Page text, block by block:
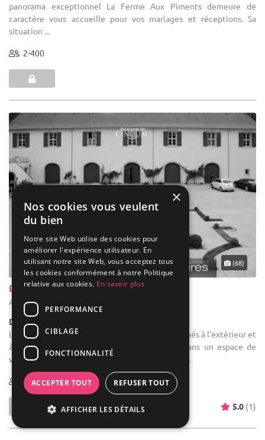
panorama exceptionnel La Ferme Aux Piments demeure de
caractère vous accueille pour vos mariages et réceptions. Sa
situation ...
2-400
(68)
Domaine du Cinquau
Artiguelouve - Pyrénées-Atlantiques (64)
Demeure de caractère / Domaine viticole
Location de salle : "Deux sites d'exception sont nés à l'extérieur et
à l'intérieur de cet extraordinaire domaine. Dans un espace de
verdure étonnamment orchestré, entre vallons ...
1-600 18 max
5.0 (1)
×
Nos cookies vous veulent
du bien
Notre site Web utilise des cookies pour
améliorer l'expérience utilisateur. En
utilisant notre site Web, vous acceptez tous
les cookies conformément à notre Politique
relative aux cookies. En savoir plus
PERFORMANCE
CIBLAGE
FONCTIONNALITÉ
ACCEPTER TOUT REFUSER TOUT
AFFICHER LES DÉTAILS